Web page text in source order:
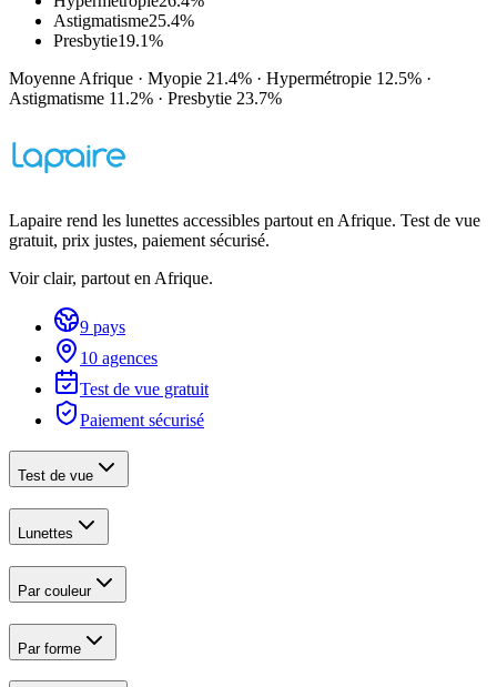
Astigmatisme25.4%
Presbytie19.1%
Moyenne Afrique · Myopie 21.4% · Hypermétropie 12.5% ·
Astigmatisme 11.2% · Presbytie 23.7%
Lapaire rend les lunettes accessibles partout en Afrique. Test de vue
gratuit, prix justes, paiement sécurisé.
Voir clair, partout en Afrique.
9 pays
10 agences
Test de vue gratuit
Paiement sécurisé
Test de vue
Lunettes
Par couleur
Par forme